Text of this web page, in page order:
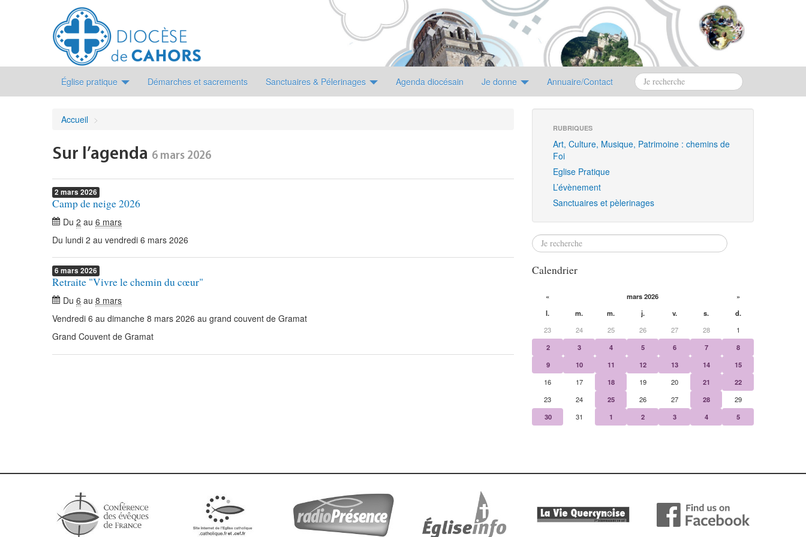
Église pratique Démarches et sacrements Sanctuaires & Pélerinages Agenda diocésain Je donne Annuaire/Contact
Accueil >
Sur l’agenda 6 mars 2026
2 mars 2026
Camp de neige 2026
Du 2 au 6 mars
Du lundi 2 au vendredi 6 mars 2026
6 mars 2026
Retraite "Vivre le chemin du cœur"
Du 6 au 8 mars
Vendredi 6 au dimanche 8 mars 2026 au grand couvent de Gramat
Grand Couvent de Gramat
RUBRIQUES
Art, Culture, Musique, Patrimoine : chemins de
Foi
Eglise Pratique
L’évènement
Sanctuaires et pèlerinages
Calendrier
« mars 2026
»
l.
m. m. j. v. s.
d.
23
24 25 26 27 28
1
2
3 4 5 6 7
8
9
10 11 12 13 14
15
16
17 18 19 20 21
22
23
24 25 26 27 28
29
30
31 1 2 3 4 5